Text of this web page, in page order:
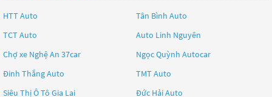
HTT Auto
Tân Bình Auto
TCT Auto
Auto Linh Nguyên
Chợ xe Nghệ An 37car
Ngọc Quỳnh Autocar
Đinh Thắng Auto
TMT Auto
Siêu Thị Ô Tô Gia Lai
Đức Hải Auto